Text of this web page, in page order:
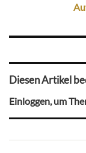
Diesen Artikel
Einloggen, um